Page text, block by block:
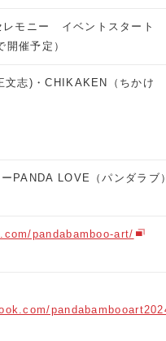
ニー イベントスタート
開催予定）
文志)・CHIKAKEN（ちかけ
PANDA LOVE（パンダラブ
pandabamboo-art/